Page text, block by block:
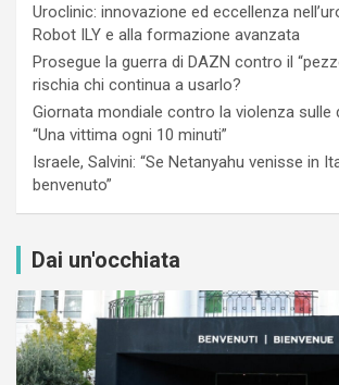
Uroclinic: innovazione ed eccellenza
Robot ILY e alla formazione avanzata
Prosegue la guerra di DAZN contro il
rischia chi continua a usarlo?
Giornata mondiale contro la violenza sulle
“Una vittima ogni 10 minuti”
Israele, Salvini: “Se Netanyahu venisse in
benvenuto”
Dai un'occhiata